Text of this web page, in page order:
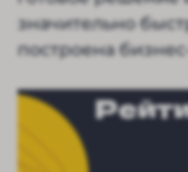
значительно
построена